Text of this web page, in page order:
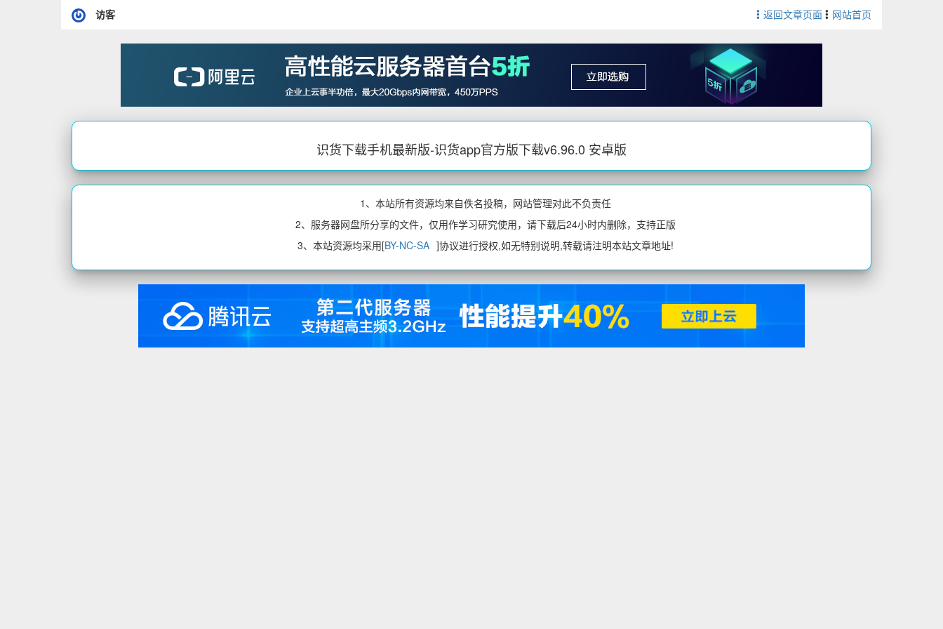
访客 返回文章页面 网站首页
识货下载手机最新版-识货app官方版下载v6.96.0 安卓版
1、本站所有资源均来自佚名投稿，网站管理对此不负责任
2、服务器网盘所分享的文件，仅用作学习研究使用，请下载后24小时内删除，支持正版
3、本站资源均采用[BY-NC-SA ]协议进行授权,如无特别说明,转载请注明本站文章地址!